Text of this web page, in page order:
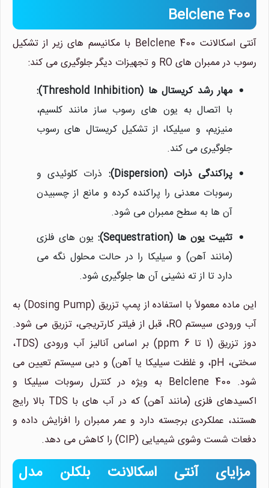
Belclene 400
آنتی اسکالانت Belclene 400 با مکانیسم های زیر از تشکیل
رسوب در ممبران های RO و تجهیزات دیگر جلوگیری می کند:
مهار رشد کریستال ها (Threshold Inhibition):
با اتصال به یون های رسوب ساز مانند کلسیم،
منیزیم، و سیلیکا، از تشکیل کریستال های رسوب
جلوگیری می کند.
پراکندگی ذرات (Dispersion):
ذرات کلوئیدی و
رسوبات معدنی را پراکنده کرده و مانع از چسبیدن
آن ها به سطح ممبران می شود.
تثبیت یون ها (Sequestration):
یون های فلزی
(مانند آهن) و سیلیکا را در حالت محلول نگه می
دارد تا از ته نشینی آن ها جلوگیری شود.
این ماده معمولاً با استفاده از پمپ تزریق (Dosing Pump) به
آب ورودی سیستم RO، قبل از فیلتر کارتریجی، تزریق می شود.
دوز تزریق (1 تا 6 ppm) بر اساس آنالیز آب ورودی (TDS،
سختی، pH، و غلظت سیلیکا یا آهن) و دبی سیستم تعیین می
شود. Belclene 400 به ویژه در کنترل رسوبات سیلیکا و
اکسیدهای فلزی (مانند آهن) که در آب های با TDS بالا رایج
هستند، عملکردی برجسته دارد و عمر ممبران را افزایش داده و
دفعات شست وشوی شیمیایی (CIP) را کاهش می دهد.
مزایای آنتی اسکالانت بلکلن مدل